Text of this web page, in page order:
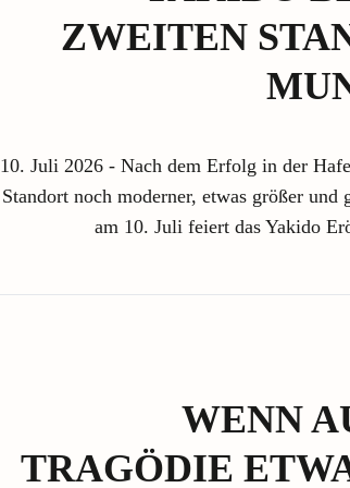
ZWEITEN
10. Juli 2026 - Nach dem Erfolg in der
Standort noch moderner, etwas größer und
am 10. Juli feiert das Yakido
WENN
TRAGÖDIE